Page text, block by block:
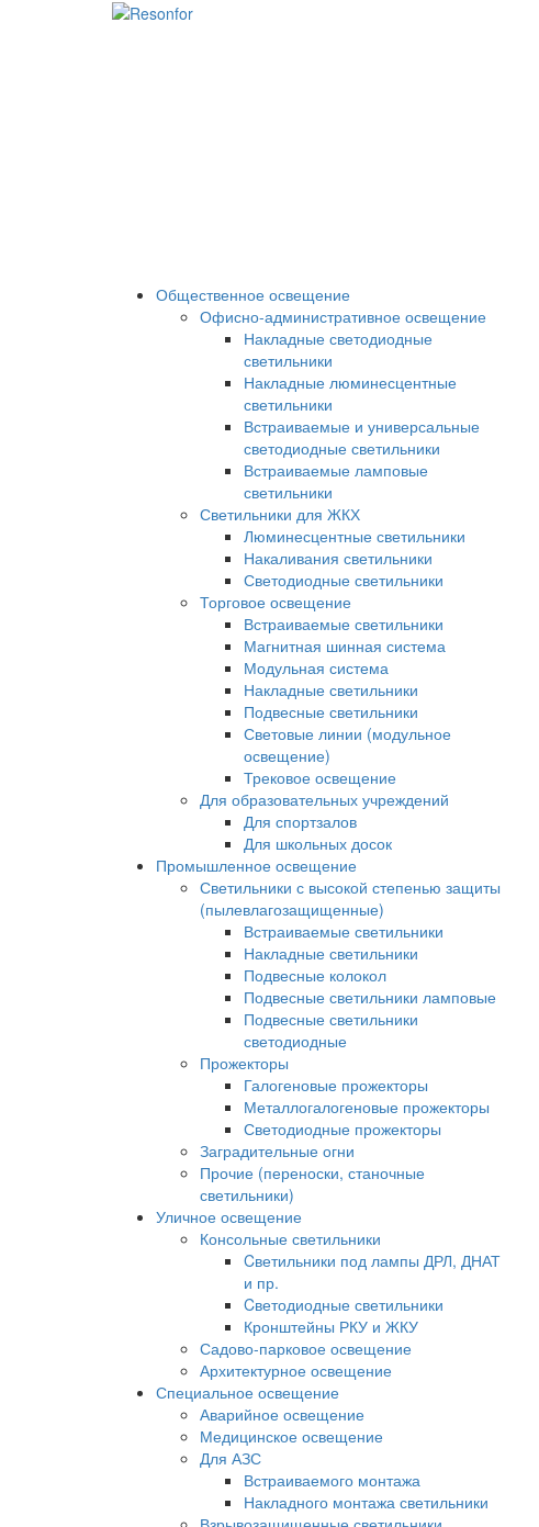
Общественное освещение
Офисно-административное освещение
Накладные светодиодные
светильники
Накладные люминесцентные
светильники
Встраиваемые и универсальные
светодиодные светильники
Встраиваемые ламповые
светильники
Светильники для ЖКХ
Люминесцентные светильники
Накаливания светильники
Светодиодные светильники
Торговое освещение
Встраиваемые светильники
Магнитная шинная система
Модульная система
Накладные светильники
Подвесные светильники
Световые линии (модульное
освещение)
Трековое освещение
Для образовательных учреждений
Для спортзалов
Для школьных досок
Промышленное освещение
Светильники с высокой степенью защиты
(пылевлагозащищенные)
Встраиваемые светильники
Накладные светильники
Подвесные колокол
Подвесные светильники ламповые
Подвесные светильники
светодиодные
Прожекторы
Галогеновые прожекторы
Металлогалогеновые прожекторы
Светодиодные прожекторы
Заградительные огни
Прочие (переноски, станочные
светильники)
Уличное освещение
Консольные светильники
Cветильники под лампы ДРЛ, ДНАТ
и пр.
Cветодиодные светильники
Кронштейны РКУ и ЖКУ
Садово-парковое освещение
Архитектурное освещение
Специальное освещение
Аварийное освещение
Медицинское освещение
Для АЗС
Встраиваемого монтажа
Накладного монтажа светильники